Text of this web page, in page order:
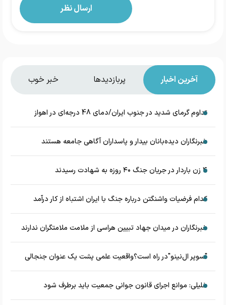
آخرین اخبار پربازدیدها خبر خوب
تداوم گرمای شدید در جنوب ایران/دمای 48 درجه‌ای در اهواز
خبرنگاران دیده‌بانان بیدار و پاسداران آگاهی جامعه هستند
۴ زن باردار در جریان جنگ ۴۰ روزه به شهادت رسیدند
کدام فرضیات واشنگتن درباره جنگ با ایران اشتباه از کار درآمد
خبرنگاران در میدان جهاد تبیین هراسی از ملامت ملامتگران ندارند
"سوپر ال‌نینو"در راه است؟واقعیت علمی پشت یک عنوان جنجالی
خلیلی: موانع اجرای قانون جوانی جمعیت باید برطرف شود